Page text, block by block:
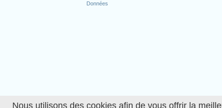
Nous utilisons des cookies afin de vous offrir la
Données